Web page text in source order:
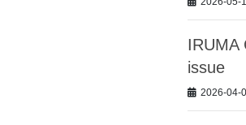
IRUMA
issue
2026-04-